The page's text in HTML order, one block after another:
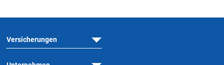
Versicherungen